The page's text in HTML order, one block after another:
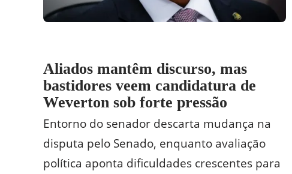
Aliados mantêm discurso, mas
bastidores veem candidatura de
Weverton sob forte pressão
Entorno do senador descarta mudança na
disputa pelo Senado, enquanto avaliação
política aponta dificuldades crescentes para